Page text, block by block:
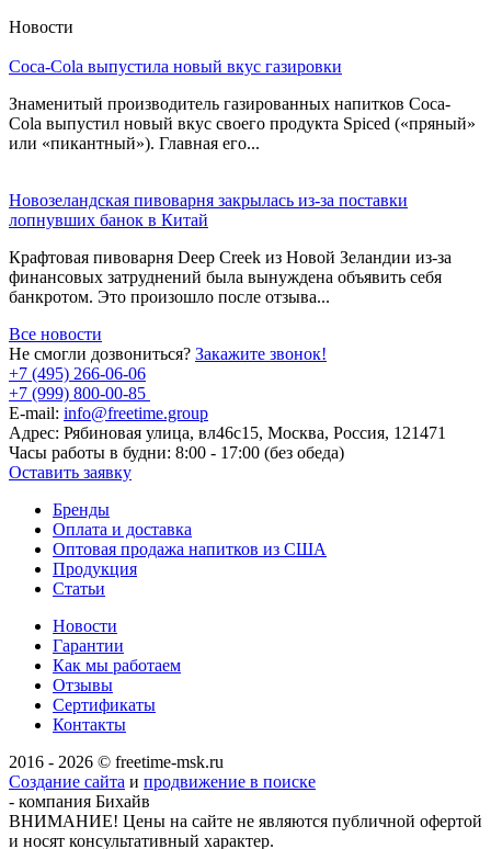
Новости
Coca-Cola выпустила новый вкус газировки
Знаменитый производитель газированных напитков Coca-
Cola выпустил новый вкус своего продукта Spiced («пряный»
или «пикантный»). Главная его...
Новозеландская пивоварня закрылась из-за поставки
лопнувших банок в Китай
Крафтовая пивоварня Deep Creek из Новой Зеландии из-за
финансовых затруднений была вынуждена объявить себя
банкротом. Это произошло после отзыва...
Все новости
Не смогли дозвониться? Закажите звонок!
+7 (495) 266-06-06
+7 (999) 800-00-85
E-mail: info@freetime.group
Адрес: Рябиновая улица, вл46с15, Москва, Россия, 121471
Часы работы в будни: 8:00 - 17:00 (без обеда)
Оставить заявку
Бренды
Оплата и доставка
Оптовая продажа напитков из США
Продукция
Статьи
Новости
Гарантии
Как мы работаем
Отзывы
Сертификаты
Контакты
2016 - 2026 © freetime-msk.ru
Создание сайта и продвижение в поиске
- компания Бихайв
ВНИМАНИЕ! Цены на сайте не являются публичной офертой
и носят консультативный характер.